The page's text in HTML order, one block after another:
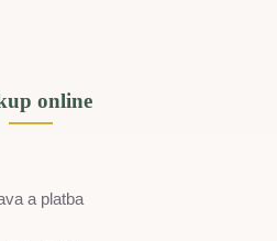
online
a platba